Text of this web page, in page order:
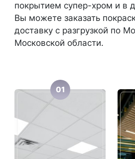
покрытием супер-хром и в
Вы можете заказать
доставку с разгрузкой по
Московской области.
01